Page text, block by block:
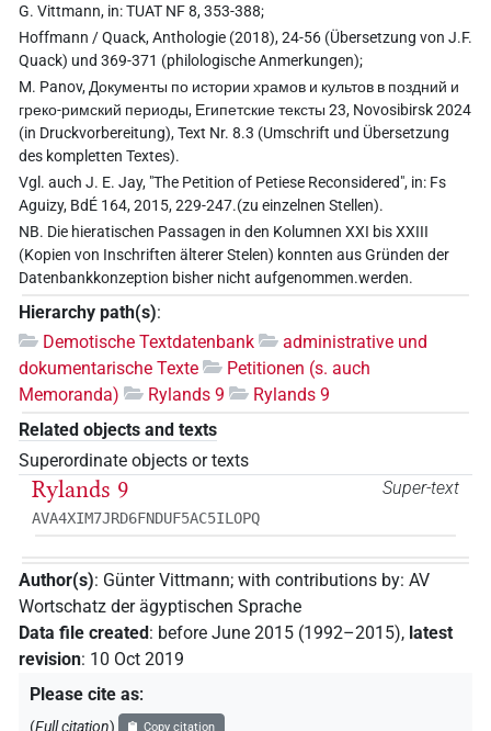
G. Vittmann, in: TUAT NF 8, 353-388;
Hoffmann / Quack, Anthologie (2018), 24-56 (Übersetzung von J.F.
Quack) und 369-371 (philologische Anmerkungen);
M. Panov, Документы по истории храмов и культов в поздний и
греко-римский периоды, Египетские тексты 23, Novosibirsk 2024
(in Druckvorbereitung), Text Nr. 8.3 (Umschrift und Übersetzung
des kompletten Textes).
Vgl. auch J. E. Jay, "The Petition of Petiese Reconsidered", in: Fs
Aguizy, BdÉ 164, 2015, 229-247.(zu einzelnen Stellen).
NB. Die hieratischen Passagen in den Kolumnen XXI bis XXIII
(Kopien von Inschriften älterer Stelen) konnten aus Gründen der
Datenbankkonzeption bisher nicht aufgenommen.werden.
Hierarchy path(s):
Demotische Textdatenbank
administrative und
dokumentarische Texte
Petitionen (s. auch
Memoranda)
Rylands 9
Rylands 9
Related objects and texts
Superordinate objects or texts
Super-text
Rylands 9
AVA4XIM7JRD6FNDUF5AC5ILOPQ
Author(s): Günter Vittmann; with contributions by: AV
Wortschatz der ägyptischen Sprache
Data file created : before June 2015 (1992–2015), latest
revision: 10 Oct 2019
Please cite as:
Copy citation